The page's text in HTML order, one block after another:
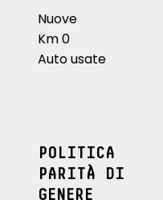
Nuove
Km 0
Auto usate
POLITICA
PARITÀ DI
GENERE